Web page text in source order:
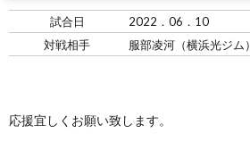
試合日
2022．06．10
対戦相手
服部凌河（横浜光ジム）
応援宜しくお願い致します。